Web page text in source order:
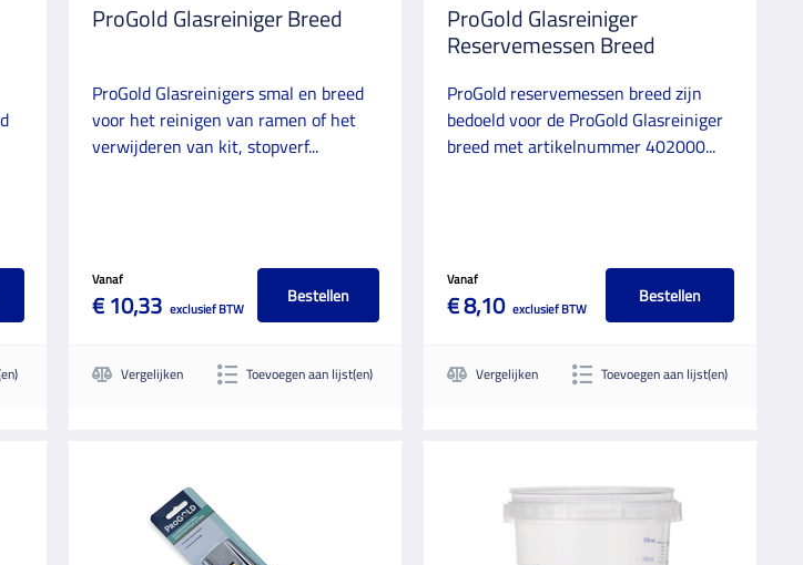
ProGold Glasreiniger Breed
ProGold Glasreinigers smal en breed
voor het reinigen van ramen of het
verwijderen van kit, stopverf...
Vanaf
€ 10,33 exclusief BTW
Bestellen
Vergelijken Toevoegen aan lijst(en)
ProGold Glasreiniger
Reservemessen Breed
ProGold reservemessen breed zijn
bedoeld voor de ProGold Glasreiniger
breed met artikelnummer 402000...
Vanaf
€ 8,10 exclusief BTW
Bestellen
Vergelijken Toevoegen aan lijst(en)